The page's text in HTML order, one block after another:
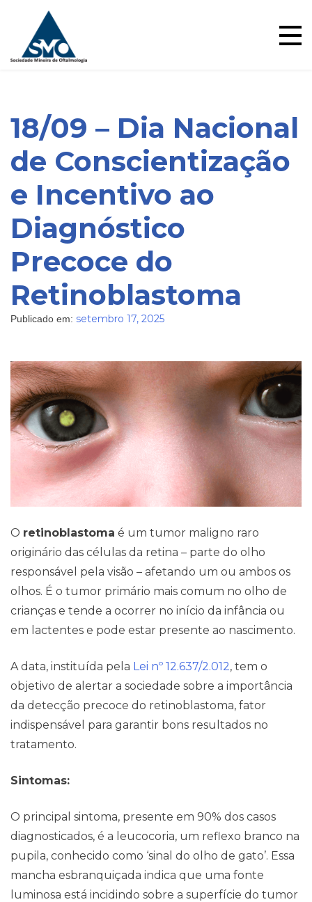
content
Blog
Pareceres Jurídicos
18/09 – Dia Nacional
de Conscientização
e Incentivo ao
Diagnóstico
Precoce do
Retinoblastoma
Publicado em: setembro 17, 2025
O retinoblastoma é um tumor maligno raro
originário das células da retina – parte do olho
responsável pela visão – afetando um ou ambos os
olhos. É o tumor primário mais comum no olho de
crianças e tende a ocorrer no início da infância ou
em lactentes e pode estar presente ao nascimento.
A data, instituída pela Lei nº 12.637/2.012, tem o
objetivo de alertar a sociedade sobre a importância
da detecção precoce do retinoblastoma, fator
indispensável para garantir bons resultados no
tratamento.
Sintomas:
O principal sintoma, presente em 90% dos casos
diagnosticados, é a leucocoria, um reflexo branco na
pupila, conhecido como ‘sinal do olho de gato’. Essa
mancha esbranquiçada indica que uma fonte
luminosa está incidindo sobre a superfície do tumor